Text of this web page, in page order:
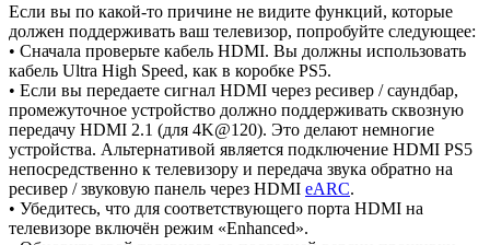
Если вы по какой-то причине не видите функций, которые
должен поддерживать ваш телевизор, попробуйте следующее:
• Сначала проверьте кабель HDMI. Вы должны использовать
кабель Ultra High Speed, как в коробке PS5.
• Если вы передаете сигнал HDMI через ресивер / саундбар,
промежуточное устройство должно поддерживать сквозную
передачу HDMI 2.1 (для 4K@120). Это делают немногие
устройства. Альтернативой является подключение HDMI PS5
непосредственно к телевизору и передача звука обратно на
ресивер / звуковую панель через HDMI eARC.
• Убедитесь, что для соответствующего порта HDMI на
телевизоре включён режим «Enhanced».